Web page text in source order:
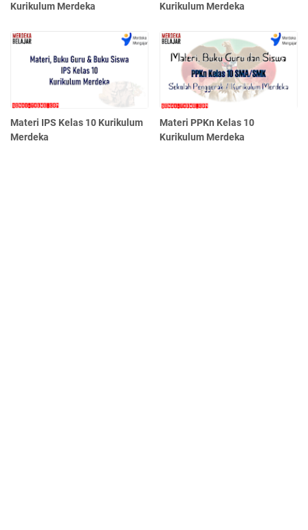
Kurikulum Merdeka
Kurikulum Merdeka
Materi IPS Kelas 10 Kurikulum
Merdeka
Materi PPKn Kelas 10
Kurikulum Merdeka